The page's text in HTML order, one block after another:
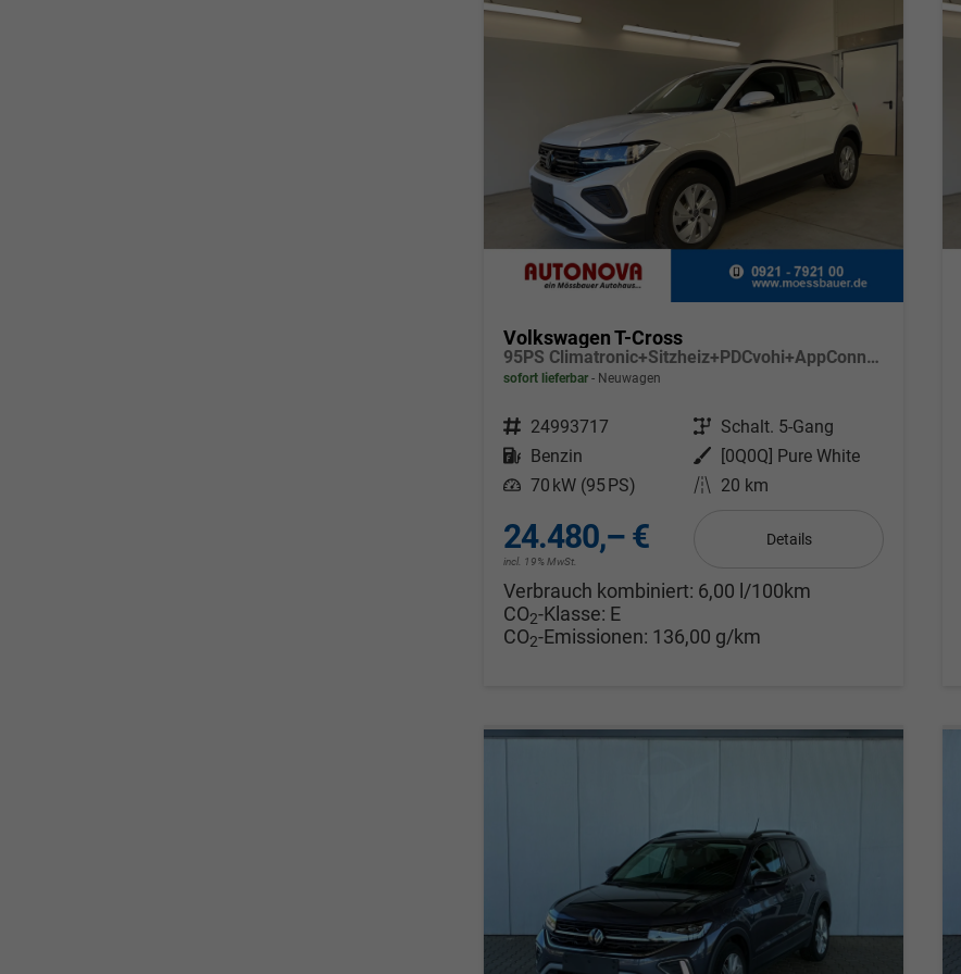
Volkswagen T-Cross
95PS Climatronic+Sitzheiz+PDCvohi+AppConnect+Side+TravelAssist+ACC
sofort lieferbar Neuwagen
Fahrzeugnr. 24993717 Getriebe Schalt. 5-Gang
Kraftstoff Benzin Außenfarbe [0Q0Q] Pure White
Leistung 70 kW (95 PS) Kilometerstand 20 km
24.480,– €
incl. 19% MwSt.
Details
Verbrauch kombiniert: 6,00 l/100km
CO2-Klasse: E
CO2-Emissionen: 136,00 g/km